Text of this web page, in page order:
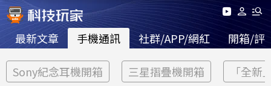
最新文章 手機通訊 社群/APP/網紅 開箱/評
Sony紀念耳機開箱 三星摺疊機開箱 「全新